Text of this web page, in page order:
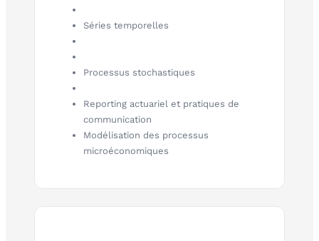
Séries temporelles
Processus stochastiques
Reporting actuariel et pratiques de
communication
Modélisation des processus
microéconomiques